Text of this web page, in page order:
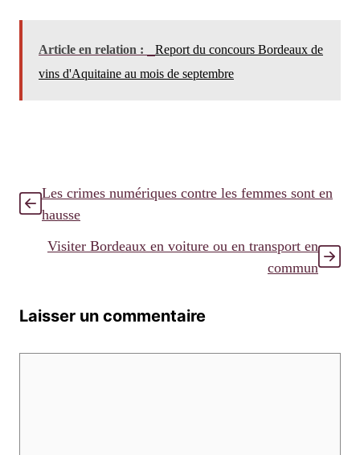
Article en relation :
Report du concours Bordeaux de
vins d'Aquitaine au mois de septembre
Les crimes numériques contre les femmes sont en
hausse
Visiter Bordeaux en voiture ou en transport en
commun
Laisser un commentaire